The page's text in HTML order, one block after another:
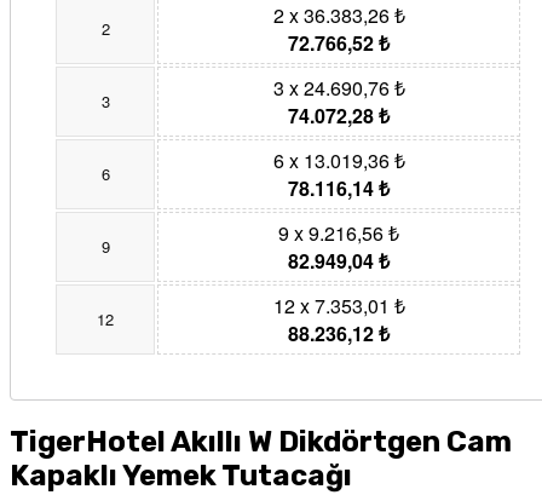
2
2 x 36.383,26 ₺
72.766,52 ₺
3
3 x 24.690,76 ₺
74.072,28 ₺
6
6 x 13.019,36 ₺
78.116,14 ₺
9
9 x 9.216,56 ₺
82.949,04 ₺
12
12 x 7.353,01 ₺
88.236,12 ₺
TigerHotel Akıllı W Dikdörtgen Cam
Kapaklı Yemek Tutacağı